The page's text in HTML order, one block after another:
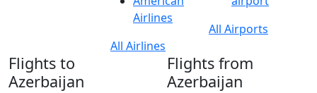
Airlines
All Airlines
All Airports
Flights to
Azerbaijan
Flights from
Azerbaijan